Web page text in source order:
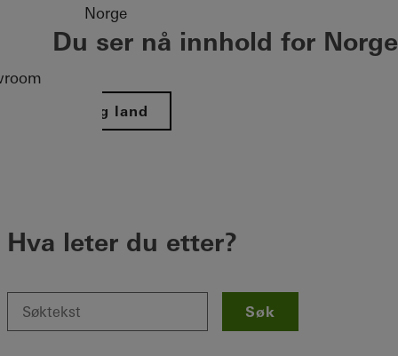
Norge
Du ser nå innhold for Norge
Velg land
Hva leter du etter?
Søk